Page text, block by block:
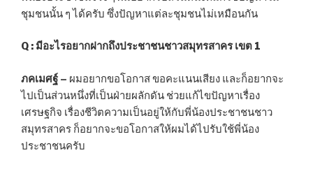
ชุมชนนั้น ๆ ได้ครับ ซึ่งปัญหาแต่ละชุมชนไม่เหมือนกัน
Q : มีอะไรอยากฝากถึงประชาชนชาวสมุทรสาคร เขต 1
ภคเมศฐ์ – ผมอยากขอโอกาส ขอคะแนนเสียง และก็อยากจะ
ไปเป็นส่วนหนึ่งที่เป็นฝ่ายผลักดัน ช่วยแก้ไขปัญหาเรื่อง
เศรษฐกิจ เรื่องชีวิตความเป็นอยู่ให้กับพี่น้องประชาชนชาว
สมุทรสาคร ก็อยากจะขอโอกาสให้ผมได้ไปรับใช้พี่น้อง
ประชาชนครับ